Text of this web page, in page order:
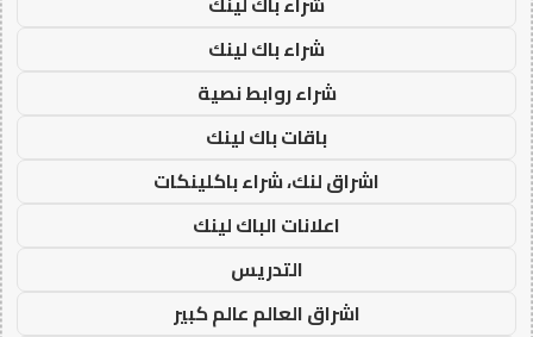
شراء باك لينك
شراء روابط نصية
باقات باك لينك
اشراق لنك، شراء باكلينكات
اعلانات الباك لينك
التدريس
اشراق العالم عالم كبير